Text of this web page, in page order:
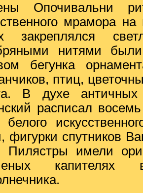
Опочивальни
мрамора
закреплялся
нитями
бегунка
птиц,
В духе
расписал
фигурки спутников
Пилястры имели
капителях